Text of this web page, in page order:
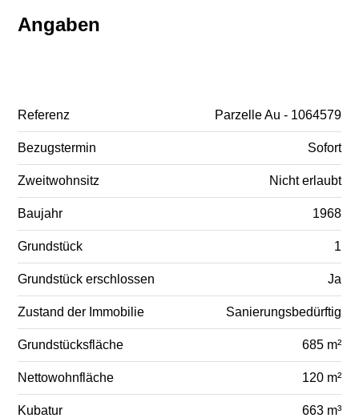
Angaben
Referenz Parzelle Au - 1064579
Bezugstermin Sofort
Zweitwohnsitz Nicht erlaubt
Baujahr 1968
Grundstück 1
Grundstück erschlossen Ja
Zustand der Immobilie Sanierungsbedürftig
Grundstücksfläche 685 m²
Nettowohnfläche 120 m²
Kubatur 663 m³